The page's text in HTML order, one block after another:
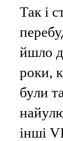
Так і
йшло
роки,
були
інші